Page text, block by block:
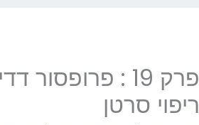
פרק 19 :
ריפוי סרטן